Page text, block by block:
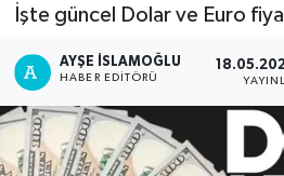
İşte güncel Dolar ve Euro
AYŞE İSLAMOĞLU
HABER EDITÖRÜ
Gökçebey
Bartın
Karabük
Haber Arşivi